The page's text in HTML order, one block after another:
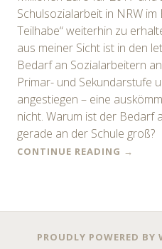
Schulsozialarbeit in NRW im
Teilhabe“ weiterhin zu
aus meiner Sicht ist in den
Bedarf an Sozialarbeitern
Primar- und Sekundarstufe
angestiegen – eine
nicht. Warum ist der Bedarf
gerade an der Schule groß?
CONTINUE READING →
PROUDLY POWERED BY